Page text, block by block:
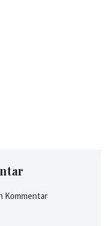
Kommentar